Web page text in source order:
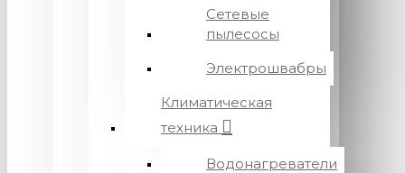
Сетевые
пылесосы
Электрошвабры
Климатическая
техника
Водонагреватели